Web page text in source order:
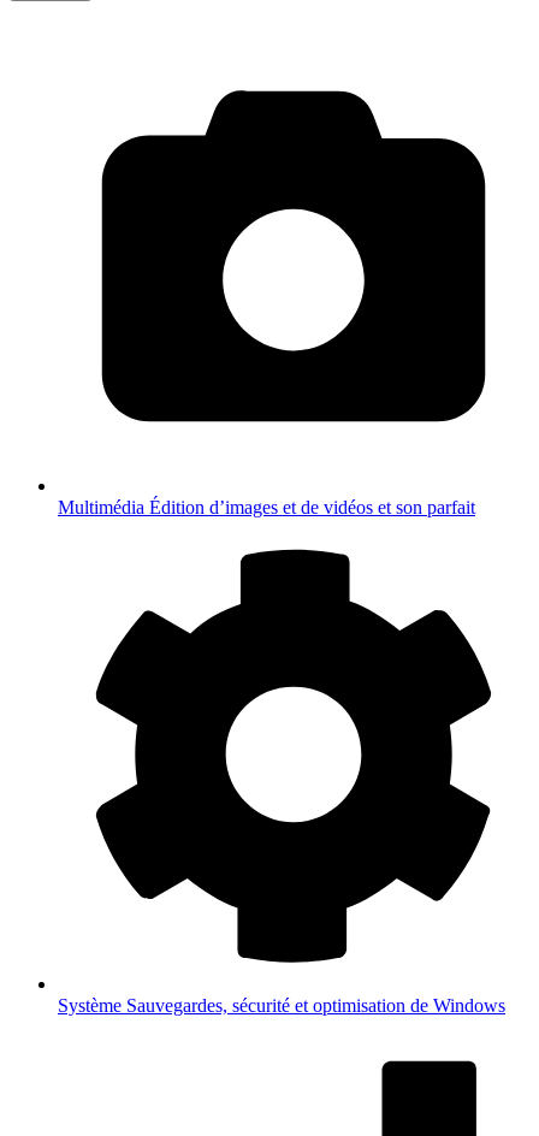
Multimédia Édition d’images et de vidéos et son parfait
Système Sauvegardes, sécurité et optimisation de Windows